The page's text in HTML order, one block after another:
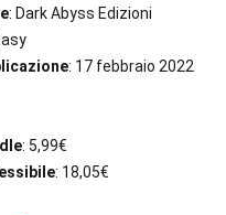
: Dark Abyss Edizioni
: 17 febbraio 2022
: 5,99€
: 18,05€